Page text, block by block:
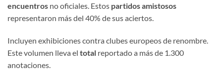
encuentros no oficiales. Estos partidos amistosos
representaron más del 40% de sus aciertos.
Incluyen exhibiciones contra clubes europeos de renombre.
Este volumen lleva el total reportado a más de 1.300
anotaciones.